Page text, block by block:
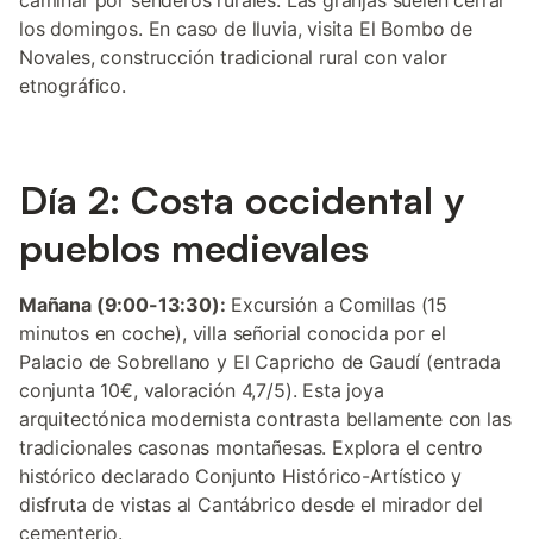
los domingos. En caso de lluvia, visita El Bombo de
Novales, construcción tradicional rural con valor
etnográfico.
Día 2: Costa occidental y
pueblos medievales
Mañana (9:00-13:30): Excursión a Comillas (15
minutos en coche), villa señorial conocida por el
Palacio de Sobrellano y El Capricho de Gaudí (entrada
conjunta 10€, valoración 4,7/5). Esta joya
arquitectónica modernista contrasta bellamente con las
tradicionales casonas montañesas. Explora el centro
histórico declarado Conjunto Histórico-Artístico y
disfruta de vistas al Cantábrico desde el mirador del
cementerio.